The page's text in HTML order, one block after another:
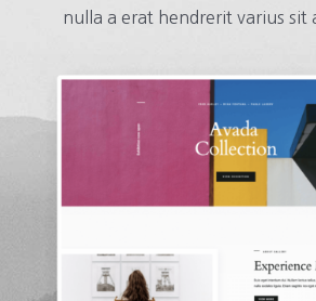
nulla a erat hendrerit varius sit